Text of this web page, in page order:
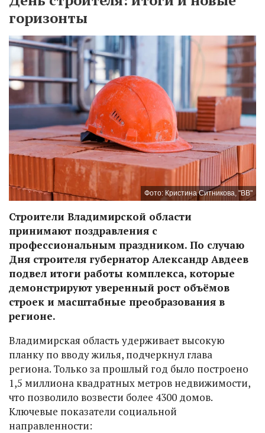
горизонты
Фото: Кристина Ситникова, "ВВ"
Строители Владимирской области
принимают поздравления с
профессиональным праздником. По случаю
Дня строителя губернатор Александр Авдеев
подвел итоги работы комплекса, которые
демонстрируют уверенный рост объёмов
строек и масштабные преобразования в
регионе.
Владимирская область удерживает высокую
планку по вводу жилья, подчеркнул глава
региона. Только за прошлый год было построено
1,5 миллиона квадратных метров недвижимости,
что позволило возвести более 4300 домов.
Ключевые показатели социальной
направленности: